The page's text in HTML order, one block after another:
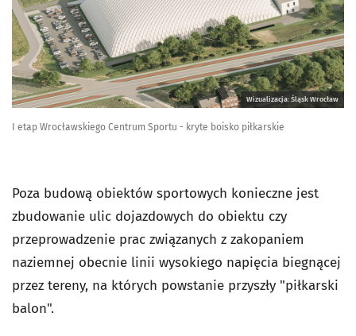
Wizualizacja: Śląsk Wrocław
I etap Wrocławskiego Centrum Sportu - kryte boisko piłkarskie
Poza budową obiektów sportowych konieczne jest
zbudowanie ulic dojazdowych do obiektu czy
przeprowadzenie prac związanych z zakopaniem
naziemnej obecnie linii wysokiego napięcia biegnącej
przez tereny, na których powstanie przyszły "piłkarski
balon".